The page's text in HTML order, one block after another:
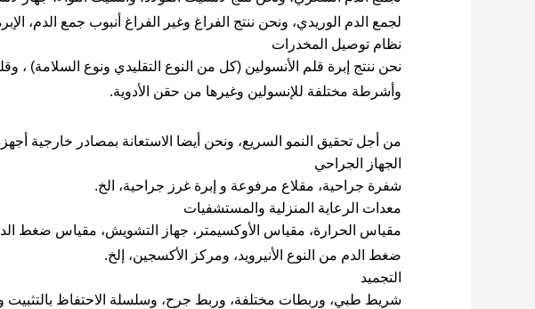
لجمع الدم الوريدي، ونحن ننتج الفراغ وغير الفراغ أنبوب جمع الدم،
نظام توصيل المخدرات
نحن ننتج إبرة قلم الأنسولين (كل من النوع التقليدي ونوع السلامة) ،
وأشرطة مختلفة للإنسولين وغيرها من حقن الأدوية.
من أجل تحقيق النمو السريع، ونحن أيضا الاستعانة بمصادر خارجية
الجهاز الجراحي
شفرة جراحية، مقلاع مرفوعة و إبرة غرز جراحية، الخ.
معدات الرعاية المنزلية والمستشفيات
مقياس الحرارة، مقياس الأوكسيمتر، جهاز التشويش، مقياس ضغط
ضغط الدم من النوع الأنيرويد، ومركز الأكسجين، إلخ.
التجميد
شريط طبي، وربطات مختلفة، وربط جرح، وسلسلة الاحتفاظ بالتثبيت